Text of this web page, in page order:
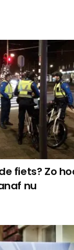
fiets? Zo
nu